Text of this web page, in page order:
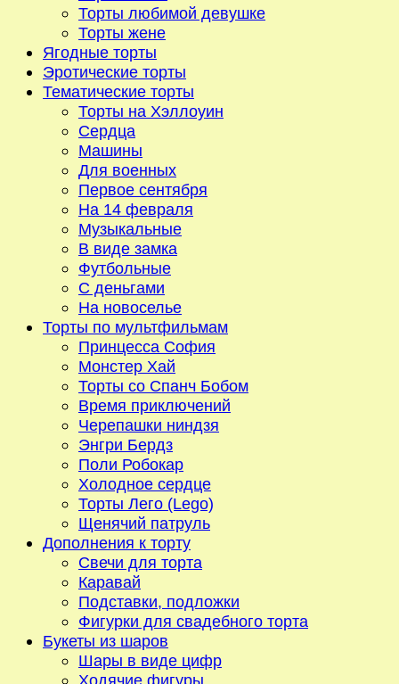
Торты любимой девушке
Торты жене
Ягодные торты
Эротические торты
Тематические торты
Торты на Хэллоуин
Сердца
Машины
Для военных
Первое сентября
На 14 февраля
Музыкальные
В виде замка
Футбольные
С деньгами
На новоселье
Торты по мультфильмам
Принцесса София
Монстер Хай
Торты со Спанч Бобом
Время приключений
Черепашки ниндзя
Энгри Бердз
Поли Робокар
Холодное сердце
Торты Лего (Lego)
Щенячий патруль
Дополнения к торту
Свечи для торта
Каравай
Подставки, подложки
Фигурки для свадебного торта
Букеты из шаров
Шары в виде цифр